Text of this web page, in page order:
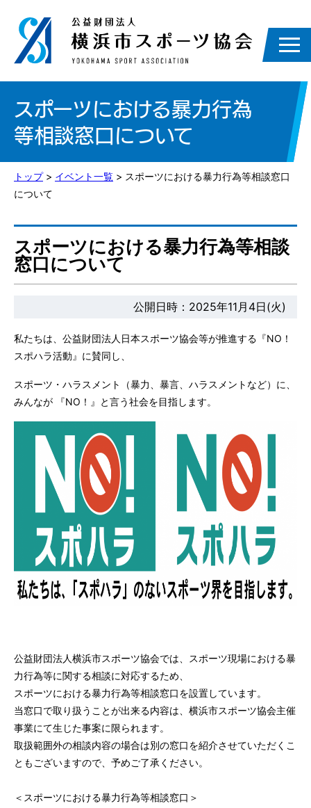
スポーツにおける暴力行為
等相談窓口について
トップ> イベント一覧 > スポーツにおける暴力行為等相談窓口
について
スポーツにおける暴力行為等相談
窓口について
公開日時：2025年11月4日(火)
私たちは、公益財団法人日本スポーツ協会等が推進する『NO！
スポハラ活動』に賛同し、
スポーツ・ハラスメント（暴力、暴言、ハラスメントなど）に、
みんなが 『NO！』と言う社会を目指します。
公益財団法人横浜市スポーツ協会では、スポーツ現場における暴
力行為等に関する相談に対応するため、
スポーツにおける暴力行為等相談窓口を設置しています。
当窓口で取り扱うことが出来る内容は、横浜市スポーツ協会主催
事業にて生じた事案に限られます。
取扱範囲外の相談内容の場合は別の窓口を紹介させていただくこ
ともございますので、予めご了承ください。
＜スポーツにおける暴力行為等相談窓口＞